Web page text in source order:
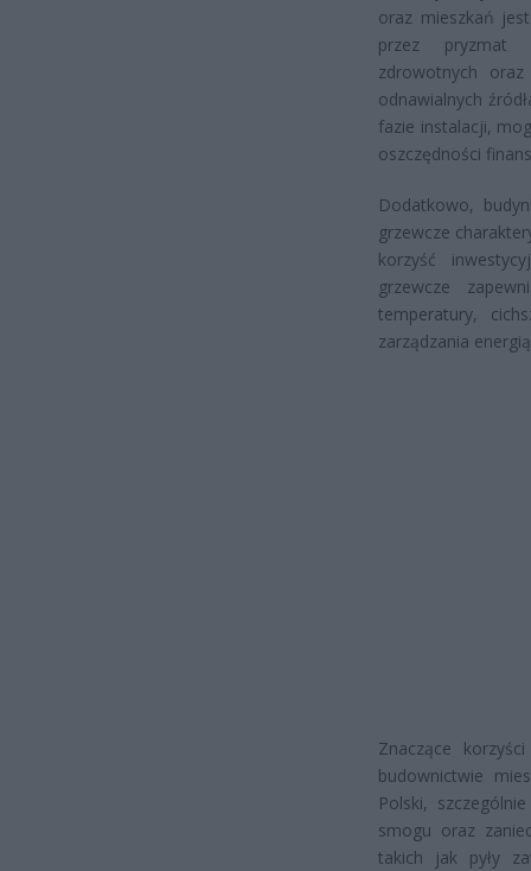
oraz mieszkań
przez pryzmat
zdrowotnych
odnawialnych
fazie instalacji,
oszczędności
Dodatkowo,
grzewcze
korzyść
grzewcze
temperatury,
zarządzania
Znaczące
budownictwie
Polski,
smogu oraz
takich jak pyły